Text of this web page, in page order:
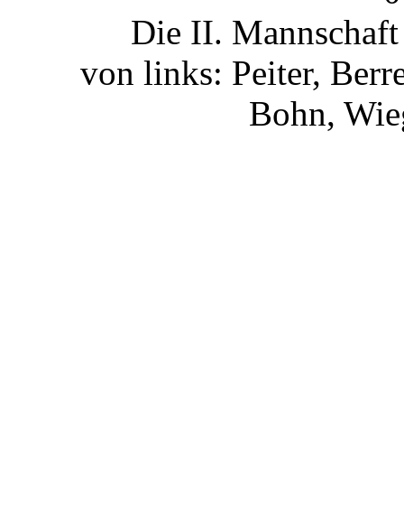
Die II.
von links: Peiter,
Bohn,